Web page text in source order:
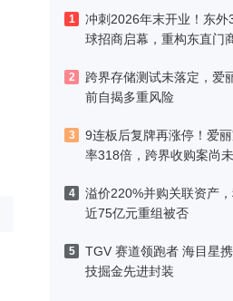
1
冲刺2026年末开业！东外
球招商启幕，重构东直门
2
跨界存储测试未落定，爱
前自揭多重风险
3
9连板后复牌再涨停！爱
率318倍，跨界收购案尚
4
溢价220%并购关联资产
近75亿元重组被否
5
TGV 赛道领跑者 海目星
技掘金先进封装